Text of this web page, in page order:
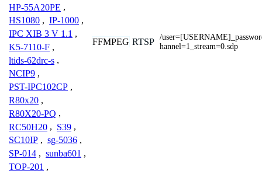
HP-55A20PE ,
HS1080 , IP-1000 ,
IPC XIB 3 V 1.1 ,
K5-7110-F ,
ltids-62drc-s ,
NCIP9 ,
PST-IPC102CP ,
R80x20 ,
R80X20-PQ ,
RC50H20 , S39 ,
SC10IP , sg-5036 ,
SP-014 , sunba601 ,
TOP-201 ,
FFMPEG RTSP /
hannel=1_stream=0.sdp